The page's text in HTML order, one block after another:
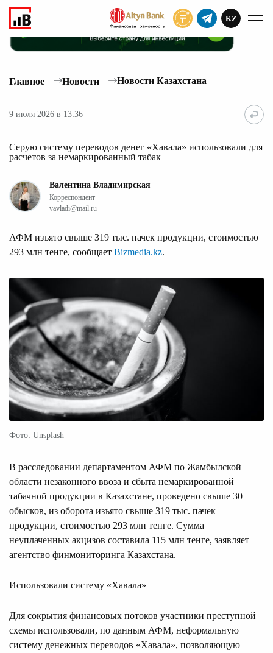
KZ
Главное Новости Новости Казахстана
9 июля 2026 в 13:36
Серую систему переводов денег «Хавала» использовали для
расчетов за немаркированный табак
Валентина Владимирская
Корреспондент
vavladi@mail.ru
АФМ изъято свыше 319 тыс. пачек продукции, стоимостью
293 млн тенге, сообщает Bizmedia.kz.
Фото: Unsplash
В расследовании департаментом АФМ по Жамбылской
области незаконного ввоза и сбыта немаркированной
табачной продукции в Казахстане, проведено свыше 30
обысков, из оборота изъято свыше 319 тыс. пачек
продукции, стоимостью 293 млн тенге. Сумма
неуплаченных акцизов составила 115 млн тенге, заявляет
агентство финмониторинга Казахстана.
Использовали систему «Хавала»
Для сокрытия финансовых потоков участники преступной
схемы использовали, по данным АФМ, неформальную
систему денежных переводов «Хавала», позволяющую